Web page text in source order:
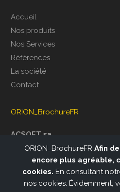
Accueil
Nos produits
Nos Services
Références
La société
Contact
ORION_BrochureFR
ACSOFT sa
Rue de la Belle Jardinière, 401
B-4031 Angleur
Belgique
ORION_BrochureFR Afin
encore plus agréable,
cookies. En consultant
nos cookies. Évidemment,